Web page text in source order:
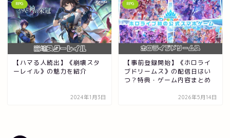
RPG
【ハマる人続出】《崩壊スタ
ーレイル》の魅力を紹介
2024年1月3日
RPG
【事前登録開始】《ホロライ
ブドリームス》の配信日はい
つ？特典・ゲーム内容まとめ
2026年5月14日
RPG